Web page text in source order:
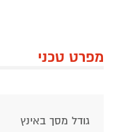
מפרט טכני
גודל מסך באינץ